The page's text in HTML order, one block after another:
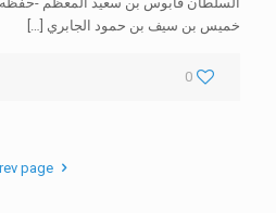
خميس بن سيف بن حمود الجابري
0
page